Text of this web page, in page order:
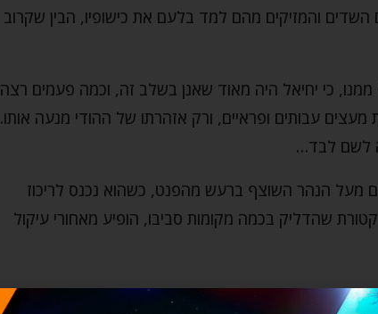
והמזיקים מהם למד בלעם את כישופיו, הבין שקרוב
כי יחיאל היה מאוד שאנן בשלב זה, וכמה פעמים רצה
עבותים ופראיים, ורק אזהרתו של ההודי מנעה אותו.
לשם לבד…
מעל הנהר השוצף ברעש מהפנט, כשהוא נכנס לריכוז
שהדליק בכמה מקומות סביבו, הופיע מאחורי עיקול